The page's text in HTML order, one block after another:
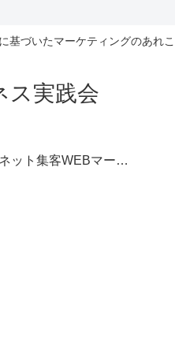
基づいたマーケティングのあれ
ス実践会
ネット集客WEBマーケティング無料相談室